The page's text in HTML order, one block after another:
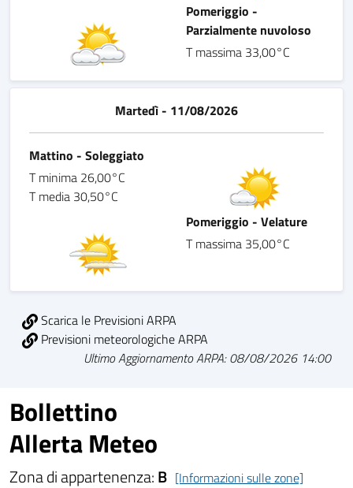
Pomeriggio -
Parzialmente nuvoloso
T massima 33,00°C
Martedì - 11/08/2026
Mattino - Soleggiato
T minima 26,00°C
T media 30,50°C
Pomeriggio - Velature
T massima 35,00°C
Scarica le Previsioni ARPA
Previsioni meteorologiche ARPA
Ultimo Aggiornamento ARPA: 08/08/2026 14:00
Bollettino
Allerta Meteo
Zona di appartenenza:B [Informazioni sulle zone]